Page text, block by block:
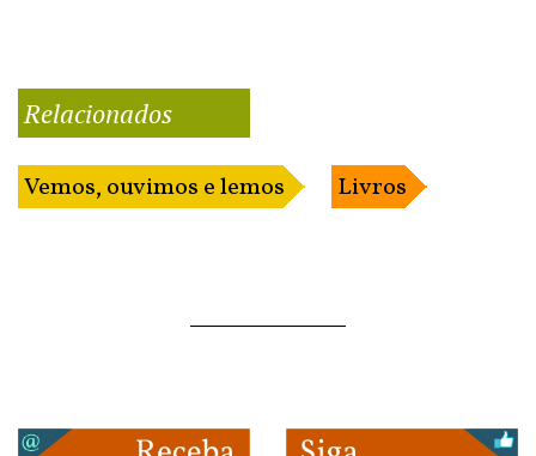
Relacionados
Vemos, ouvimos e lemos Livros